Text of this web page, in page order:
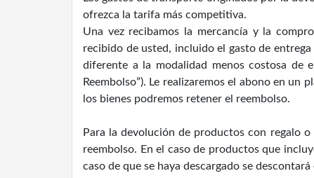
ofrezca la tarifa más competitiva.
Una vez recibamos la mercancía y la
recibido de usted, incluido el gasto de
diferente a la modalidad menos costosa de
Reembolso”). Le realizaremos el abono en
los bienes podremos retener el reembolso.
Para la devolución de productos con regalo
reembolso. En el caso de productos que
caso de que se haya descargado se